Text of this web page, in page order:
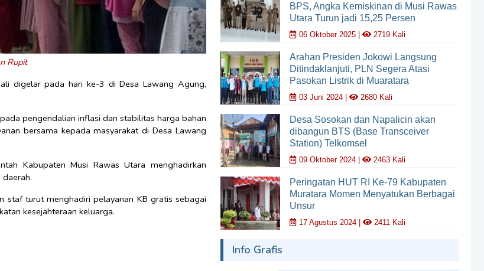
Rupit
digelar pada hari ke-3 di Desa Lawang Agung,
pengendalian inflasi dan stabilitas harga bahan
bersama kepada masyarakat di Desa Lawang
Kabupaten Musi Rawas Utara menghadirkan
staf turut menghadiri pelayanan KB gratis sebagai
kesejahteraan keluarga.
BPS, Angka Kemiskinan di Musi Rawas
Utara Turun jadi 15,25 Persen
06 Oktober 2025 | 2719 Kali
Arahan Presiden Jokowi Langsung
Ditindaklanjuti, PLN Segera Atasi
Pasokan Listrik di Muaratara
03 Juni 2024 | 2680 Kali
Desa Sosokan dan Napalicin akan
dibangun BTS (Base Transceiver
Station) Telkomsel
09 Oktober 2024 | 2463 Kali
Peringatan HUT RI Ke-79 Kabupaten
Muratara Momen Menyatukan Berbagai
Unsur
17 Agustus 2024 | 2411 Kali
Info Grafis